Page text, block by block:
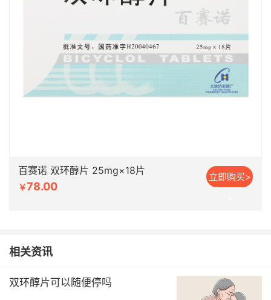
百赛诺 双环醇片 25mg×18片
￥78.00
立即购买>
相关资讯
双环醇片可以随便停吗